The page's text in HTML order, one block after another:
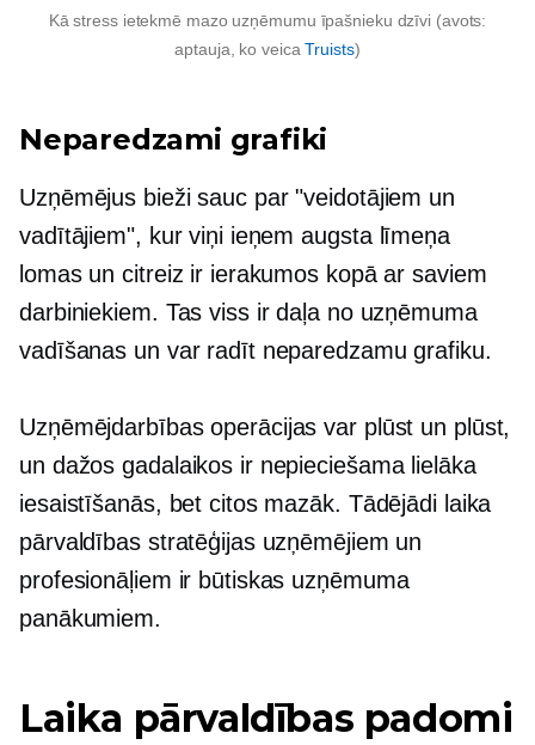
Kā stress ietekmē mazo uzņēmumu īpašnieku dzīvi (avots:
aptauja, ko veicaTruists)
Neparedzami grafiki
Uzņēmējus bieži sauc par "veidotājiem un
vadītājiem", kur viņi ieņemaugsta līmeņa
lomas un citreiz ir ierakumos kopā ar saviem
darbiniekiem. Tas viss ir daļa no uzņēmuma
vadīšanas un var radīt neparedzamu grafiku.
Uzņēmējdarbības operācijas var plūst un plūst,
un dažos gadalaikos ir nepieciešama lielāka
iesaistīšanās, bet citos mazāk. Tādējādi laika
pārvaldības stratēģijas uzņēmējiem un
profesionāļiem ir būtiskas uzņēmuma
panākumiem.
Laika pārvaldības padomi